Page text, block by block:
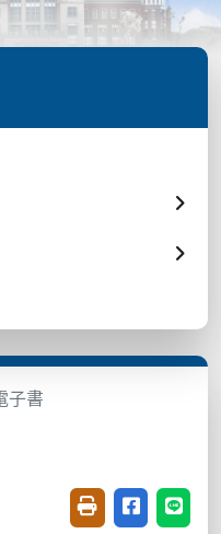
子書
友善列印(開新視
分享至臉書
分享